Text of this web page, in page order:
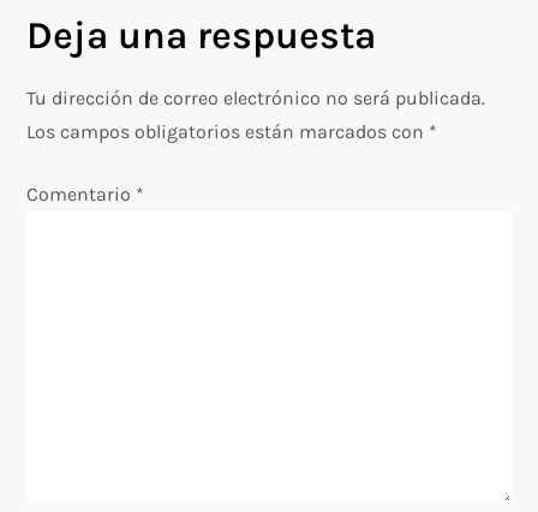
a
c
Deja una respuesta
Tu dirección de correo electrónico no será publicada.
Los campos obligatorios están marcados con *
Comentario *